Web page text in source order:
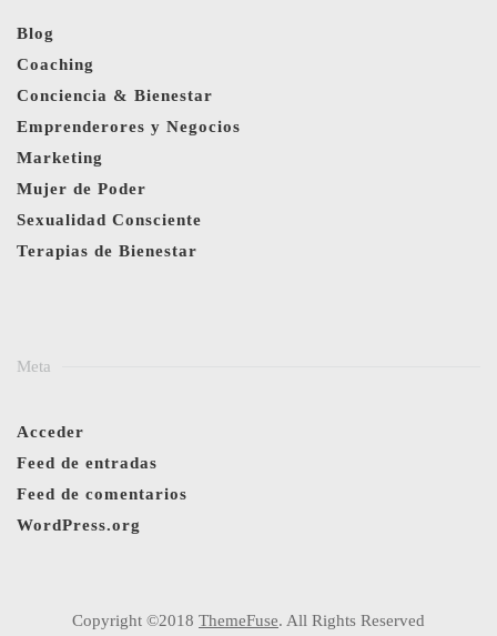
Blog
Coaching
Conciencia & Bienestar
Emprenderores y Negocios
Marketing
Mujer de Poder
Sexualidad Consciente
Terapias de Bienestar
Meta
Acceder
Feed de entradas
Feed de comentarios
WordPress.org
Copyright ©2018 ThemeFuse. All Rights Reserved